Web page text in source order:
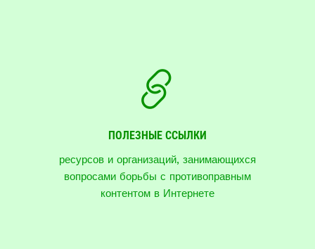
ПОЛЕЗНЫЕ ССЫЛКИ
ресурсов и организаций, занимающихся
вопросами борьбы с противоправным
контентом в Интернете